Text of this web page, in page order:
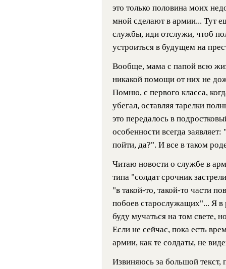
это только половина моих
мной сделают в армии... Тут
службы, иди отслужи, чтоб
устроиться в будущем на
Вообще, мама с папой всю
никакой помощи от них не
Помню, с первого класса,
убегал, оставляя тарелки
это передалось в
особенности всегда
пойти, да?". И все в таком
Читаю новости о службе в
типа "солдат срочник
"в такой-то, такой-то части
побоев старослужащих"... Я в
буду мучаться на том свете,
Если не сейчас, пока есть
армии, как те солдаты, не
Извиняюсь за большой текст,